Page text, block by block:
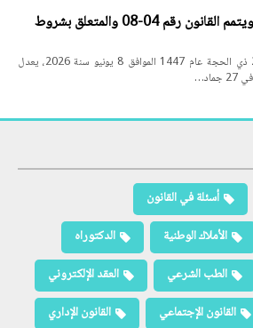
قانون رقم 26-12 يعدل ويتمم القانون رقم 04-08 والمتعلق بشروط
قانون رقم 26-12 مؤرخ في 22 ذي الحجة عام 1447 الموافق 8 يونيو سنة 2026، يعدل
أسئلة في القانون
الأملاك الوطنية
الدكتوراه
الطب الشرعي
العقد الإلكتروني
القانون الإجتماعي القانون الإداري